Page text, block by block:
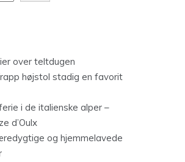
over teltdugen
højstol stadig en favorit
i de italienske alper –
d’Oulx
og hjemmelavede